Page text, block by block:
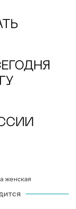
женская